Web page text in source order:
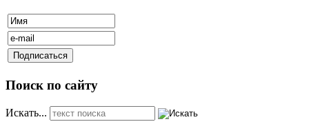
Поиск по сайту
Искать...